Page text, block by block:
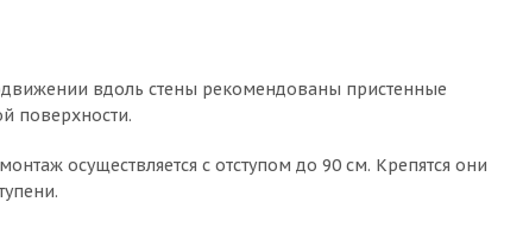
вдоль стены рекомендованы пристенные
поверхности.
осуществляется с отступом до 90 см. Крепятся они